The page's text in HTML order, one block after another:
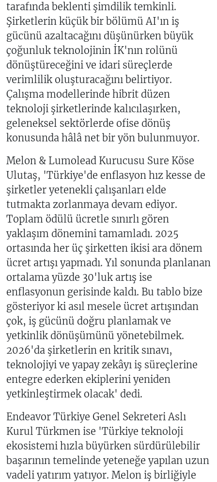
tarafında beklenti şimdilik temkinli.
Şirketlerin küçük bir bölümü AI'ın iş
gücünü azaltacağını düşünürken büyük
çoğunluk teknolojinin İK'nın rolünü
dönüştüreceğini ve idari süreçlerde
verimlilik oluşturacağını belirtiyor.
Çalışma modellerinde hibrit düzen
teknoloji şirketlerinde kalıcılaşırken,
geleneksel sektörlerde ofise dönüş
konusunda hâlâ net bir yön bulunmuyor.
Melon & Lumolead Kurucusu Sure Köse
Ulutaş, 'Türkiye'de enflasyon hız kesse de
şirketler yetenekli çalışanları elde
tutmakta zorlanmaya devam ediyor.
Toplam ödülü ücretle sınırlı gören
yaklaşım dönemini tamamladı. 2025
ortasında her üç şirketten ikisi ara dönem
ücret artışı yapmadı. Yıl sonunda planlanan
ortalama yüzde 30'luk artış ise
enflasyonun gerisinde kaldı. Bu tablo bize
gösteriyor ki asıl mesele ücret artışından
çok, iş gücünü doğru planlamak ve
yetkinlik dönüşümünü yönetebilmek.
2026'da şirketlerin en kritik sınavı,
teknolojiyi ve yapay zekâyı iş süreçlerine
entegre ederken ekiplerini yeniden
yetkinleştirmek olacak' dedi.
Endeavor Türkiye Genel Sekreteri Aslı
Kurul Türkmen ise 'Türkiye teknoloji
ekosistemi hızla büyürken sürdürülebilir
başarının temelinde yeteneğe yapılan uzun
vadeli yatırım yatıyor. Melon iş birliğiyle